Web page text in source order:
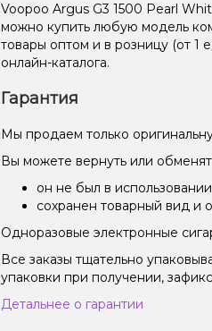
Voopoo Argus G3 1500 Pearl
можно купить любую модель
товары оптом и в розницу (от 1
онлайн-каталога.
Гарантия
Мы продаем только
Вы можете вернуть или
он не был в
сохранен товарный вид и
Одноразовые электронные
Все заказы тщательно
упаковки при получении,
Детальнее о гарантии